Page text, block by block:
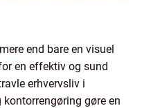
end bare en visuel
en effektiv og sund
erhvervsliv i
gøre en